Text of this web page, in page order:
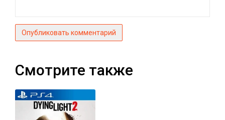
Опубликовать комментарий
Смотрите также